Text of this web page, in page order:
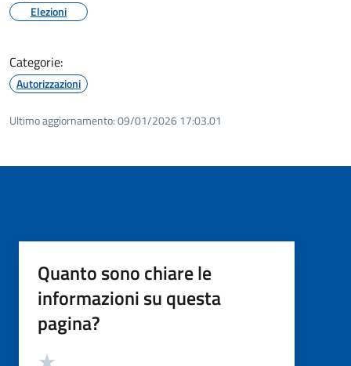
Elezioni
Categorie:
Autorizzazioni
Ultimo aggiornamento:09/01/2026 17:03.01
Quanto sono chiare le
informazioni su questa
pagina?
Valutazione